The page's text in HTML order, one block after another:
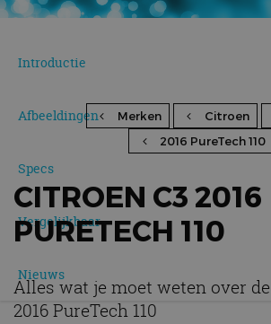
Adverteren
Contact
Introductie
Afbeeldingen
Specs
Vergelijkbaar
Nieuws
Merken Citroen
2016 PureTech 110
CITROEN C3 2016
PURETECH 110
Alles wat je moet weten over
2016 PureTech 110